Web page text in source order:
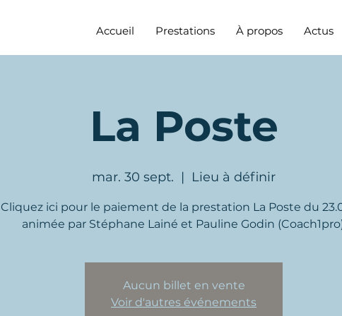
Accueil Prestations À propos Actus
en cours ou en tête ? Vous n'en
groupe d'écriture régulier vous intéresse
La Poste
mar. 30 sept.
  |
Lieu à définir
Cliquez ici pour le paiement de la prestation La Poste du
animée par Stéphane Lainé et Pauline Godin
Aucun billet en vente
Voir d'autres événements